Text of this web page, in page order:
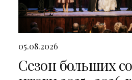
05.08.2026
Сезон больших